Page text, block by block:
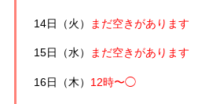
14日（火） まだ空きがあります
15日（水） まだ空きがあります
16日（木） 12時〜◯